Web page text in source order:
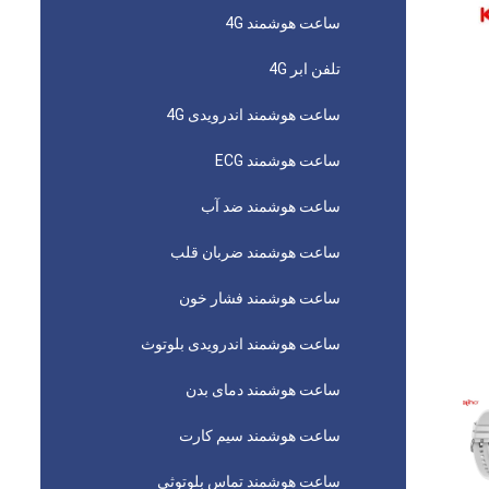
ساعت هوشمند 4G
تلفن ابر 4G
ساعت هوشمند اندرویدی 4G
ساعت هوشمند ECG
ساعت هوشمند ضد آب
ساعت هوشمند ضربان قلب
ساعت هوشمند فشار خون
ساعت هوشمند اندرویدی بلوتوث
ساعت هوشمند دمای بدن
ساعت هوشمند سیم کارت
ساعت هوشمند تماس بلوتوثی